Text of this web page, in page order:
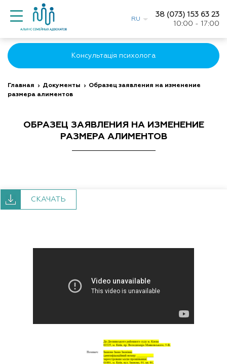
RU
38 (073) 153 63 23
10:00 - 17:00
Консультація психолога
Главная › Документы › Образец заявления на изменение
размера алиментов
ОБРАЗЕЦ ЗАЯВЛЕНИЯ НА ИЗМЕНЕНИЕ
РАЗМЕРА АЛИМЕНТОВ
СКАЧАТЬ